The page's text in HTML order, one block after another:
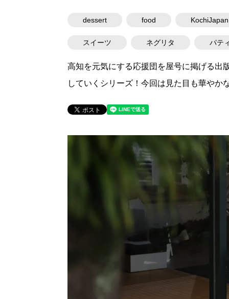
dessert food KochiJapan
スイーツ ネグリタ パテ
高知を元気にする応援団を屋号に掲げる出
していくシリーズ！今回は見た目も華やか